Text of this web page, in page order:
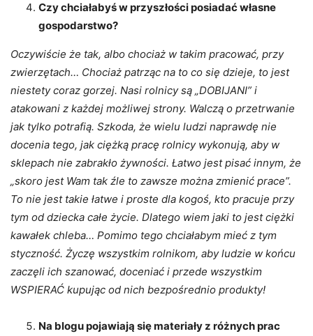
Czy chciałabyś w przyszłości posiadać własne
gospodarstwo?
Oczywiście że tak, albo chociaż w takim pracować, przy
zwierzętach… Chociaż patrząc na to co się dzieje, to jest
niestety coraz gorzej. Nasi rolnicy są „DOBIJANI” i
atakowani z każdej możliwej strony. Walczą o przetrwanie
jak tylko potrafią. Szkoda, że wielu ludzi naprawdę nie
docenia tego, jak ciężką pracę rolnicy wykonują, aby w
sklepach nie zabrakło żywności. Łatwo jest pisać innym, że
„skoro jest Wam tak źle to zawsze można zmienić prace”.
To nie jest takie łatwe i proste dla kogoś, kto pracuje przy
tym od dziecka całe życie. Dlatego wiem jaki to jest ciężki
kawałek chleba… Pomimo tego chciałabym mieć z tym
styczność. Życzę wszystkim rolnikom, aby ludzie w końcu
zaczęli ich szanować, doceniać i przede wszystkim
WSPIERAĆ kupując od nich bezpośrednio produkty!
Na blogu pojawiają się materiały z różnych prac